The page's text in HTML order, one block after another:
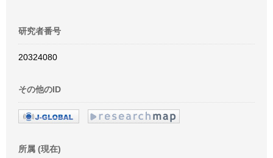
研究者番号
20324080
その他のID
所属 (現在)